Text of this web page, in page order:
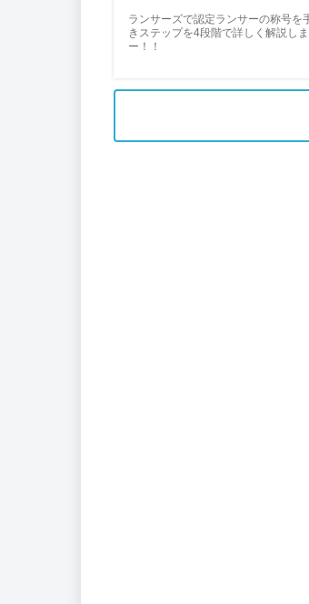
ランサーズで認定ランサーの称号を
きステップを4段階で詳しく解説し
ー！！